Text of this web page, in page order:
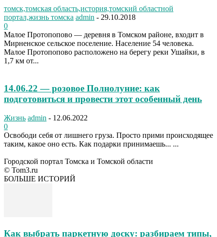
томск,томская область,история,томский областной
портал,жизнь томска admin - 29.10.2018
0
Малое Протопопово — деревня в Томском районе, входит в
Мирненское сельское поселение. Население 54 человека.
Малое Протопопово расположено на берегу реки Ушайки, в
1,7 км от...
14.06.22 — розовое Полнолуние: как
подготовиться и провести этот особенный день
Жизнь admin - 12.06.2022
0
Освободи себя от лишнего груза. Просто прими происходящее
таким, какое оно есть. Как подарки принимаешь... ...
Городской портал Томска и Томской области
© Tom3.ru
БОЛЬШЕ ИСТОРИЙ
Как выбрать паркетную доску: разбираем типы,